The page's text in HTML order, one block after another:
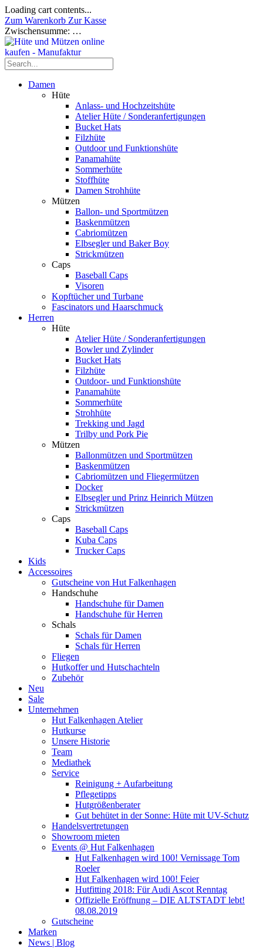
Loading cart contents...
Zum Warenkorb Zur Kasse
Zwischensumme: …
Damen
Hüte
Anlass- und Hochzeitshüte
Atelier Hüte / Sonderanfertigungen
Bucket Hats
Filzhüte
Outdoor und Funktionshüte
Panamahüte
Sommerhüte
Stoffhüte
Damen Strohhüte
Mützen
Ballon- und Sportmützen
Baskenmützen
Cabriomützen
Elbsegler und Baker Boy
Strickmützen
Caps
Baseball Caps
Visoren
Kopftücher und Turbane
Fascinators und Haarschmuck
Herren
Hüte
Atelier Hüte / Sonderanfertigungen
Bowler und Zylinder
Bucket Hats
Filzhüte
Outdoor- und Funktionshüte
Panamahüte
Sommerhüte
Strohhüte
Trekking und Jagd
Trilby und Pork Pie
Mützen
Ballonmützen und Sportmützen
Baskenmützen
Cabriomützen und Fliegermützen
Docker
Elbsegler und Prinz Heinrich Mützen
Strickmützen
Caps
Baseball Caps
Kuba Caps
Trucker Caps
Kids
Accessoires
Gutscheine von Hut Falkenhagen
Handschuhe
Handschuhe für Damen
Handschuhe für Herren
Schals
Schals für Damen
Schals für Herren
Fliegen
Hutkoffer und Hutschachteln
Zubehör
Neu
Sale
Unternehmen
Hut Falkenhagen Atelier
Hutkurse
Unsere Historie
Team
Mediathek
Service
Reinigung + Aufarbeitung
Pflegetipps
Hutgrößenberater
Gut behütet in der Sonne: Hüte mit UV-Schutz
Handelsvertretungen
Showroom mieten
Events @ Hut Falkenhagen
Hut Falkenhagen wird 100! Vernissage Tom
Roeler
Hut Falkenhagen wird 100! Feier
Hutfitting 2018: Für Audi Ascot Renntag
Offizielle Eröffnung – DIE ALTSTADT lebt!
08.08.2019
Gutscheine
Marken
News | Blog